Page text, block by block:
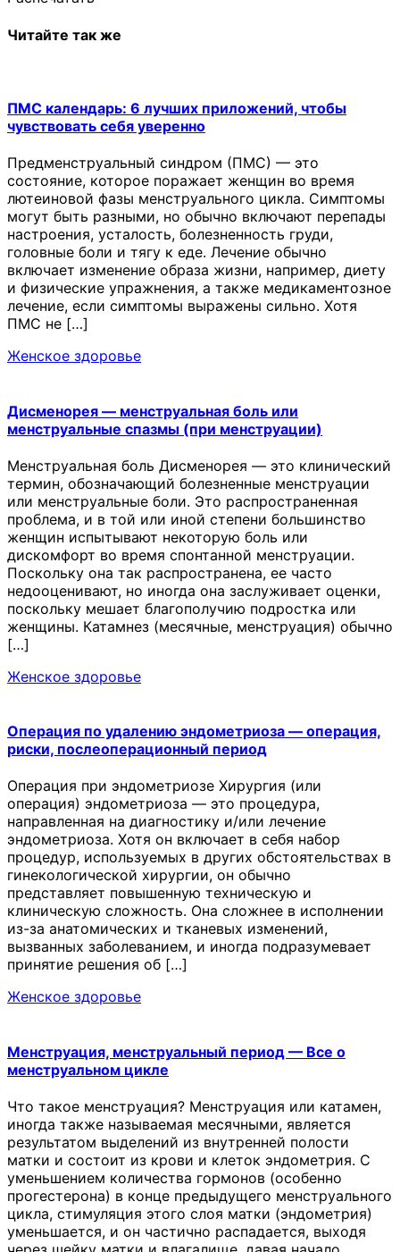
Читайте так же
ПМС календарь: 6 лучших приложений, чтобы
чувствовать себя уверенно
Предменструальный синдром (ПМС) — это
состояние, которое поражает женщин во время
лютеиновой фазы менструального цикла. Симптомы
могут быть разными, но обычно включают перепады
настроения, усталость, болезненность груди,
головные боли и тягу к еде. Лечение обычно
включает изменение образа жизни, например, диету
и физические упражнения, а также медикаментозное
лечение, если симптомы выражены сильно. Хотя
ПМС не […]
Женское здоровье
Дисменорея — менструальная боль или
менструальные спазмы (при менструации)
Менструальная боль Дисменорея — это клинический
термин, обозначающий болезненные менструации
или менструальные боли. Это распространенная
проблема, и в той или иной степени большинство
женщин испытывают некоторую боль или
дискомфорт во время спонтанной менструации.
Поскольку она так распространена, ее часто
недооценивают, но иногда она заслуживает оценки,
поскольку мешает благополучию подростка или
женщины. Катамнез (месячные, менструация) обычно
[…]
Женское здоровье
Операция по удалению эндометриоза — операция,
риски, послеоперационный период
Операция при эндометриозе Хирургия (или
операция) эндометриоза — это процедура,
направленная на диагностику и/или лечение
эндометриоза. Хотя он включает в себя набор
процедур, используемых в других обстоятельствах в
гинекологической хирургии, он обычно
представляет повышенную техническую и
клиническую сложность. Она сложнее в исполнении
из-за анатомических и тканевых изменений,
вызванных заболеванием, и иногда подразумевает
принятие решения об […]
Женское здоровье
Менструация, менструальный период — Все о
менструальном цикле
Что такое менструация? Менструация или катамен,
иногда также называемая месячными, является
результатом выделений из внутренней полости
матки и состоит из крови и клеток эндометрия. С
уменьшением количества гормонов (особенно
прогестерона) в конце предыдущего менструального
цикла, стимуляция этого слоя матки (эндометрия)
уменьшается, и он частично распадается, выходя